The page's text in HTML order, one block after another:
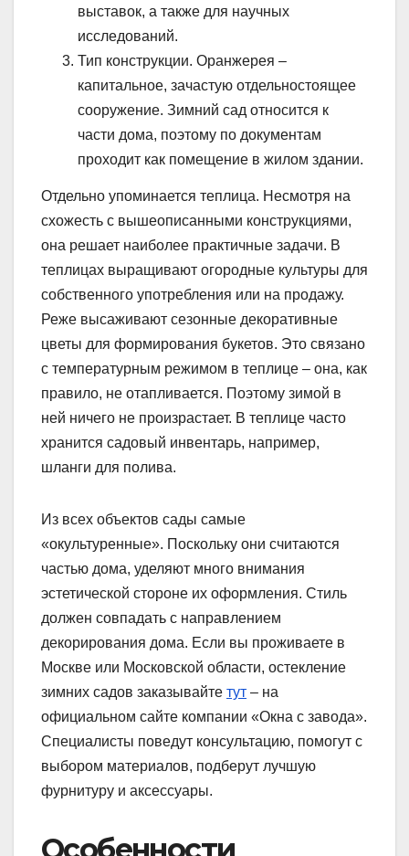
выставок, а также для научных
исследований.
Тип конструкции. Оранжерея –
капитальное, зачастую отдельностоящее
сооружение. Зимний сад относится к
части дома, поэтому по документам
проходит как помещение в жилом здании.
Отдельно упоминается теплица. Несмотря на
схожесть с вышеописанными конструкциями,
она решает наиболее практичные задачи. В
теплицах выращивают огородные культуры для
собственного употребления или на продажу.
Реже высаживают сезонные декоративные
цветы для формирования букетов. Это связано
с температурным режимом в теплице – она, как
правило, не отапливается. Поэтому зимой в
ней ничего не произрастает. В теплице часто
хранится садовый инвентарь, например,
шланги для полива.
Из всех объектов сады самые
«окультуренные». Поскольку они считаются
частью дома, уделяют много внимания
эстетической стороне их оформления. Стиль
должен совпадать с направлением
декорирования дома. Если вы проживаете в
Москве или Московской области, остекление
зимних садов заказывайте тут – на
официальном сайте компании «Окна с завода».
Специалисты поведут консультацию, помогут с
выбором материалов, подберут лучшую
фурнитуру и аксессуары.